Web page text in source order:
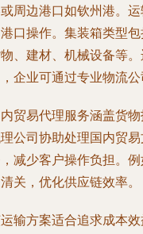
周边港口如钦州港。
口操作。集装箱类型
、建材、机械设备等
企业可通过专业物流公
贸易代理服务涵盖货
公司协助处理国内贸
减少客户操作负担。
关，优化供应链效率。
输方案适合追求成本